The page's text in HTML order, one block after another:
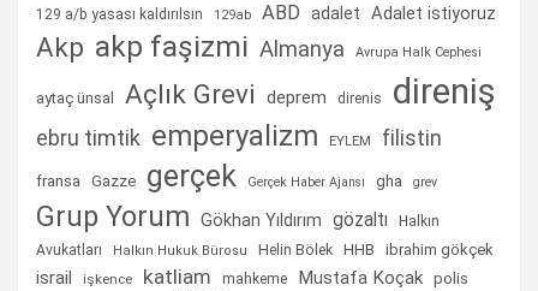
129 a/b yasası kaldırılsın 129ab ABD adalet Adalet istiyoruz
Akp akp faşizmi Almanya Avrupa Halk Cephesi
aytaç ünsal Açlık Grevi deprem direnis direniş
ebru timtik emperyalizm EYLEM filistin
fransa Gazze gerçek Gerçek Haber Ajansı gha grev
Grup Yorum Gökhan Yıldırım gözaltı
Halkın
Avukatları
Halkın Hukuk Bürosu Helin Bölek HHB ibrahim gökçek
israil işkence katliam mahkeme Mustafa Koçak polis